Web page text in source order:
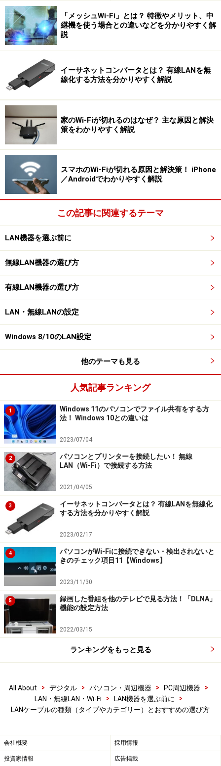
とはほとんど無いといっていいでしょう。
筆者は一応、クロスケーブルを持っていますが、2台の
コンピュータをケーブル接続する時以外には、ほとんど
使いません。クロスケーブルは特殊なケーブルなので、
一般の方が使うことはありません。また、旧型のハブで
ください。
LANケーブルの「カテゴリー」に注意
LANケーブルには「カテゴリー」と呼ばれる種類があ
り、適合する規格や速度により対応するカテゴリーが異
なります。
現在主流の光1G以上といった環境の場合に適合するの
は、カテゴリ5e以上となっています。カテゴリ5eのe
は、「enhanced」の略でカテゴリ5というケーブルより
特性が優れていることを示しています。製品によって
は、「エンハンスド カテゴリ5」と表示してある場合
最近はあまり見かけませんが、カテゴリー5のケーブル
は、100Mbpsに対応するケーブルですから、光1Gといっ
た環境で利用すると速度の低下を招きます。
このほかに、カテゴリ6のケーブルがありますが、こち
らでももちろん結構です。価格は少々高くなりますが、
通信速度や対ノイズ性能はカテゴリ5ｅより上となりま
す。「LANケーブルが長い。」「ノイズ源の傍に配線せ
ざるを得ない。」といった場合には、これら上位規格の
ケーブルを利用するとよいでしょう。
カテゴリ7のケーブルもありますが、シールドのある
STPケーブル仕様になっていてシールドがコネクタの金
属部分に接続されています。そのため、ネットワーク機
器の筺体が電気的に短絡（ショート）する場合がありま
すので、トラブルなしに利用するには、ゼロボルトの基
準点となる通信用接地（クリーン接地）が必要となって
きます。家庭内で通信用接地を設けることは不可能に近
いですので、トラブルを避けるために利用しない方がよ
いでしょう。
オーディオメーカーのlinnのサイト
があります。
LINN DS、DSMには、カテゴリー7などの、「シ
く、シールドの無いUTP仕様のLANケーブル
（カテゴリー6、5e など）を
シールドのあるLANケーブルを使用した場合、
ルーター、NAS、PCなどのネットワーク機器、
他のAV機器などとグラウンドが繋がり外来ノイ
「メッシュWi-Fi」とは？ 特徴やメリット、中
継機を使う場合との違いなどを分かりやすく解
説
イーサネットコンバータとは？ 有線LANを無
線化する方法を分かりやすく解説
家のWi-Fiが切れるのはなぜ？ 主な原因と解決
策をわかりやすく解説
スマホのWi-Fiが切れる原因と解決策！ iPhone
／Androidでわかりやすく解説
この記事に関連するテーマ
LAN機器を選ぶ前に
無線LAN機器の選び方
有線LAN機器の選び方
LAN・無線LANの設定
Windows 8/10のLAN設定
他のテーマも見る
人気記事ランキング
1
Windows 11のパソコンでファイル共有をする方
法！ Windows 10との違いは
2023/07/04
2
パソコンとプリンターを接続したい！ 無線
LAN（Wi-Fi）で接続する方法
2021/04/05
3
イーサネットコンバータとは？ 有線LANを無線化
する方法を分かりやすく解説
2023/02/17
4
パソコンがWi-Fiに接続できない・検出されないと
きのチェック項目11【Windows】
2023/11/30
5
録画した番組を他のテレビで見る方法！「DLNA」
機能の設定方法
2022/03/15
ランキングをもっと見る
All About > デジタル > パソコン・周辺機器 > PC周辺機器
>
LAN・無線LAN・Wi-Fi
> LAN機器を選ぶ前に
>
LANケーブルの種類（タイプやカテゴリー）とおすすめの選び方
会社概要 採用情報
投資家情報 広告掲載